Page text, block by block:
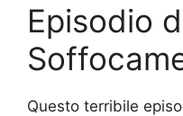
Episodio
Questo terribile